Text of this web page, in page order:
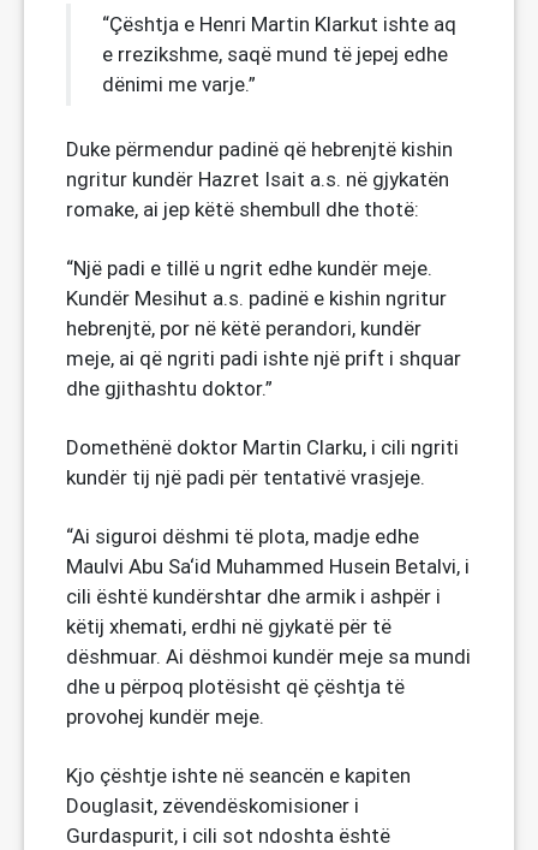
“Çështja e Henri Martin Klarkut ishte aq
e rrezikshme, saqë mund të jepej edhe
dënimi me varje.”
Duke përmendur padinë që hebrenjtë kishin
ngritur kundër Hazret Isait a.s. në gjykatën
romake, ai jep këtë shembull dhe thotë:
“Një padi e tillë u ngrit edhe kundër meje.
Kundër Mesihut a.s. padinë e kishin ngritur
hebrenjtë, por në këtë perandori, kundër
meje, ai që ngriti padi ishte një prift i shquar
dhe gjithashtu doktor.”
Domethënë doktor Martin Clarku, i cili ngriti
kundër tij një padi për tentativë vrasjeje.
“Ai siguroi dëshmi të plota, madje edhe
Maulvi Abu Sa‘id Muhammed Husein Betalvi, i
cili është kundërshtar dhe armik i ashpër i
këtij xhemati, erdhi në gjykatë për të
dëshmuar. Ai dëshmoi kundër meje sa mundi
dhe u përpoq plotësisht që çështja të
provohej kundër meje.
Kjo çështje ishte në seancën e kapiten
Douglasit, zëvendëskomisioner i
Gurdaspurit, i cili sot ndoshta është